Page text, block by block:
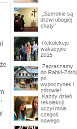
„Szerokie są
drzwi ubogiej
chaty”
Rekolekcje
wakacyjne
2015
Zapraszamy
do Rabki-Zdrój
po
wypoczynek i
zdrowie!
Każdy dzień
rekolekcji
uczył mnie
czegoś
nowego